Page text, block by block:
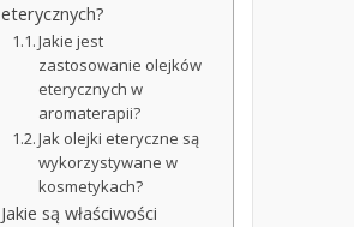
eterycznych?
Jakie jest
zastosowanie olejków
eterycznych w
aromaterapii?
Jak olejki eteryczne są
wykorzystywane w
kosmetykach?
Jakie są właściwości